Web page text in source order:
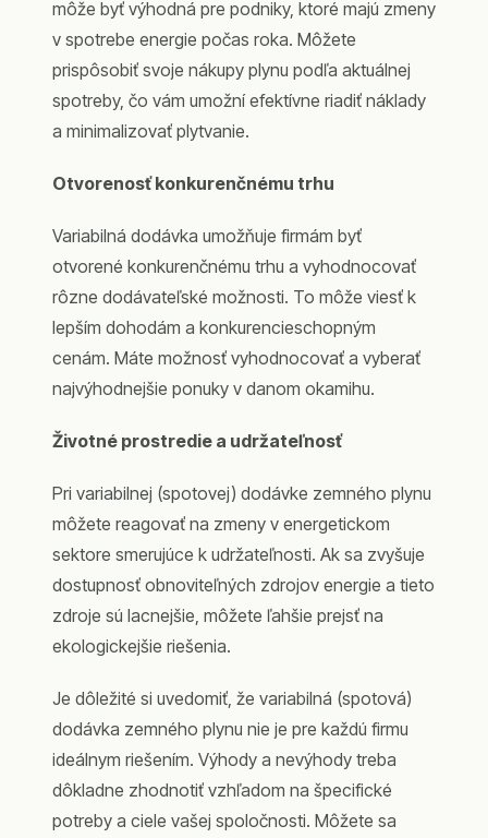
môže byť výhodná pre podniky, ktoré majú zmeny
v spotrebe energie počas roka. Môžete
prispôsobiť svoje nákupy plynu podľa aktuálnej
spotreby, čo vám umožní efektívne riadiť náklady
a minimalizovať plytvanie.
Otvorenosť konkurenčnému trhu
Variabilná dodávka umožňuje firmám byť
otvorené konkurenčnému trhu a vyhodnocovať
rôzne dodávateľské možnosti. To môže viesť k
lepším dohodám a konkurencieschopným
cenám. Máte možnosť vyhodnocovať a vyberať
najvýhodnejšie ponuky v danom okamihu.
Životné prostredie a udržateľnosť
Pri variabilnej (spotovej) dodávke zemného plynu
môžete reagovať na zmeny v energetickom
sektore smerujúce k udržateľnosti. Ak sa zvyšuje
dostupnosť obnoviteľných zdrojov energie a tieto
zdroje sú lacnejšie, môžete ľahšie prejsť na
ekologickejšie riešenia.
Je dôležité si uvedomiť, že variabilná (spotová)
dodávka zemného plynu nie je pre každú firmu
ideálnym riešením. Výhody a nevýhody treba
dôkladne zhodnotiť vzhľadom na špecifické
potreby a ciele vašej spoločnosti. Môžete sa